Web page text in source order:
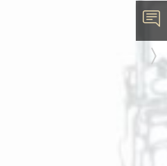
لیست
محصولات
اطلاعات